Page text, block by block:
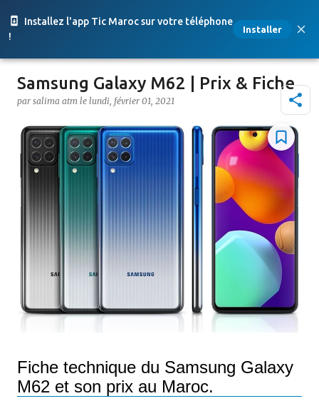
Installez l'app Tic Maroc sur votre téléphone
!
Installer
Accéder au contenu principal
Samsung Galaxy M62 | Prix & Fiche
par salima atm le lundi, février 01, 2021
Fiche technique du Samsung Galaxy
M62 et son prix au Maroc.